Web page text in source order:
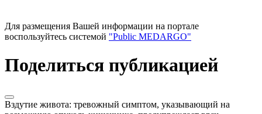
Для размещения Вашей информации на портале
воспользуйтесь системой "Public MEDARGO"
Поделиться публикацией
Вздутие живота: тревожный симптом, указывающий на